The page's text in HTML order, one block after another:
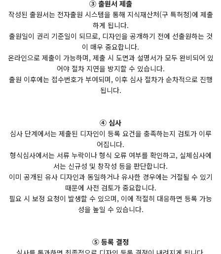
③ 출원서 제출
작성된 출원서는 전자출원 시스템을 통해 지식재산처(구 특허청)에 제출
하게 됩니다.
출원일이 권리 기준일이 되므로, 디자인을 공개하기 전에 선출원하는 것
이 매우 중요합니다.
온라인으로 제출이 가능하며, 제출 시 도면과 설명서가 모두 완비되어 있
어야 절차 지연을 방지할 수 있습니다.
출원 이후에는 접수번호가 부여되며, 이후 심사 절차가 순차적으로 진행
됩니다.
④ 심사
심사 단계에서는 제출된 디자인이 등록 요건을 충족하는지 검토가 이루
어집니다.
형식심사에서는 서류 누락이나 형식 오류 여부를 확인하고, 실체심사에
서는 신규성 및 창작성 등을 판단합니다.
이미 공개된 유사 디자인과 동일하거나 유사한 경우에는 거절될 수 있기
때문에 사전 검토가 중요합니다.
필요 시 보정 요청이 발생할 수 있으며, 이에 적절히 대응하면 등록 가능
성을 높일 수 있습니다.
⑤ 등록 결정